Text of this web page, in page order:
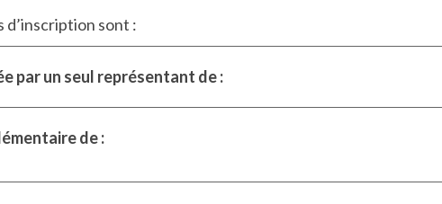
d’inscription sont :
par un seul représentant de :
de :